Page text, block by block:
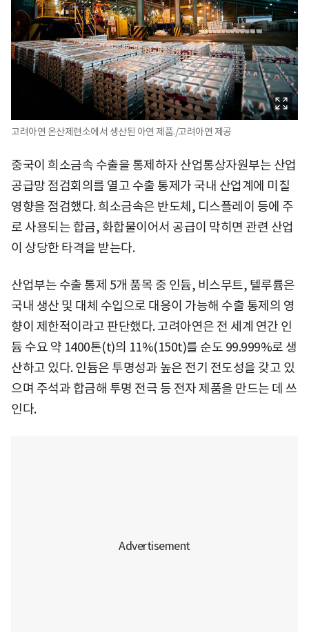
고려아연 온산제련소에서 생산된 아연 제품./고려아연 제공
중국이 희소금속 수출을 통제하자 산업통상자원부는 산업
공급망 점검회의를 열고 수출 통제가 국내 산업계에 미칠
영향을 점검했다. 희소금속은 반도체, 디스플레이 등에 주
로 사용되는 합금, 화합물이어서 공급이 막히면 관련 산업
이 상당한 타격을 받는다.
산업부는 수출 통제 5개 품목 중 인듐, 비스무트, 텔루륨은
국내 생산 및 대체 수입으로 대응이 가능해 수출 통제의 영
향이 제한적이라고 판단했다. 고려아연은 전 세계 연간 인
듐 수요 약 1400톤(t)의 11%(150t)를 순도 99.999%로 생
산하고 있다. 인듐은 투명성과 높은 전기 전도성을 갖고 있
으며 주석과 합금해 투명 전극 등 전자 제품을 만드는 데 쓰
인다.